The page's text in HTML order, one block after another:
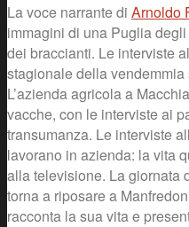
La voce narrante di Arnoldo
immagini di una Puglia
dei braccianti. Le interviste
stagionale della
L’azienda agricola a
vacche, con le interviste ai
transumanza. Le interviste
lavorano in azienda: la vita
alla televisione. La giornata
torna a riposare a
racconta la sua vita e